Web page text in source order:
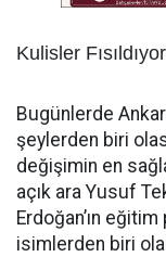
Kulisler
Bugünlerde
şeylerden biri
değişimin en
açık ara Yusuf
Erdoğan’ın
isimlerden biri